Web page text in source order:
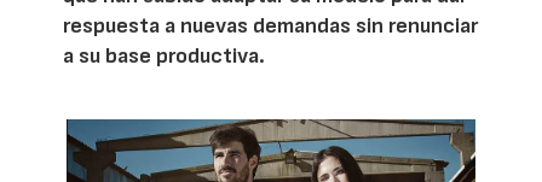
respuesta a nuevas demandas sin renunciar
a su base productiva.